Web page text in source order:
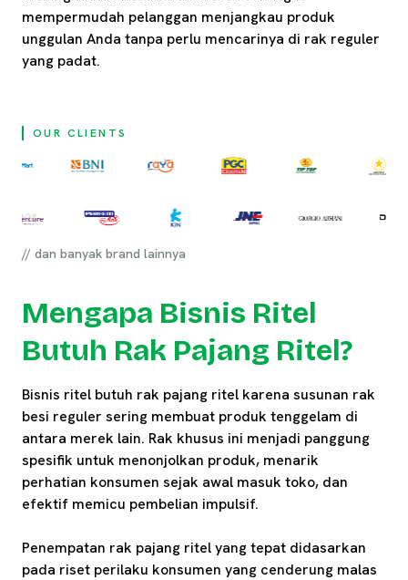
mempermudah pelanggan menjangkau produk
unggulan Anda tanpa perlu mencarinya di rak reguler
yang padat.
OUR CLIENTS
// dan banyak brand lainnya
Mengapa Bisnis Ritel
Butuh Rak Pajang Ritel?
Bisnis ritel butuh rak pajang ritel karena susunan rak
besi reguler sering membuat produk tenggelam di
antara merek lain. Rak khusus ini menjadi panggung
spesifik untuk menonjolkan produk, menarik
perhatian konsumen sejak awal masuk toko, dan
efektif memicu pembelian impulsif.
Penempatan rak pajang ritel yang tepat didasarkan
pada riset perilaku konsumen yang cenderung malas